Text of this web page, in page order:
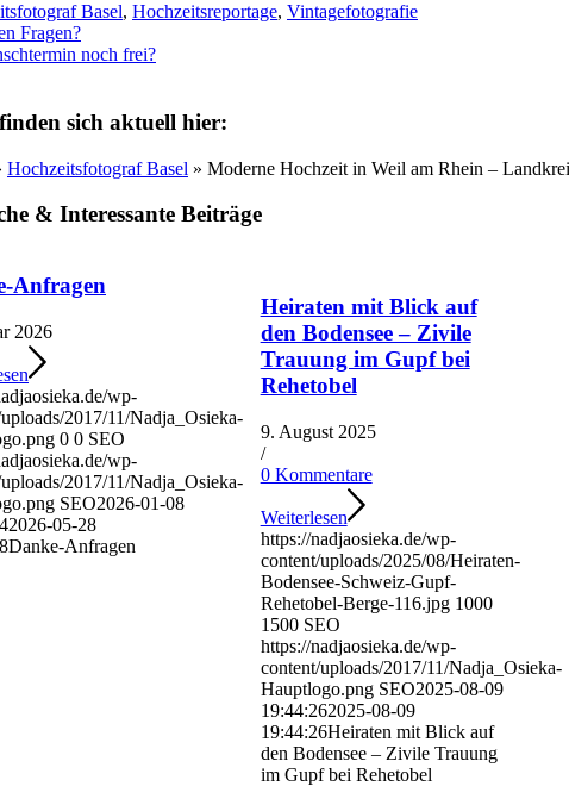
Basel, Hochzeitsreportage, Vintagefotografie
Fragen?
noch frei?
sich aktuell hier:
Hochzeitsfotograf Basel » Moderne Hochzeit in Weil am Rhein –
& Interessante Beiträge
Anfragen
2026
wp-
2017/11/Nadja_Osieka-
0 0 SEO
wp-
2017/11/Nadja_Osieka-
SEO2026-01-08
2026-05-28
Danke-Anfragen
Heiraten mit Blick auf
den Bodensee – Zivile
Trauung im Gupf bei
Rehetobel
9. August 2025
/
0 Kommentare
Weiterlesen
https://nadjaosieka.de/wp-
content/uploads/2025/08/Heiraten-
Bodensee-Schweiz-Gupf-
Rehetobel-Berge-116.jpg 1000
1500 SEO
https://nadjaosieka.de/wp-
content/uploads/2017/11/Nadja_Osieka-
Hauptlogo.png SEO2025-08-09
19:44:262025-08-09
19:44:26Heiraten mit Blick auf
den Bodensee – Zivile Trauung
im Gupf bei Rehetobel